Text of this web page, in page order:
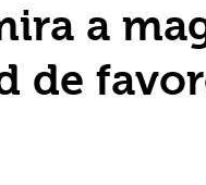
a
de